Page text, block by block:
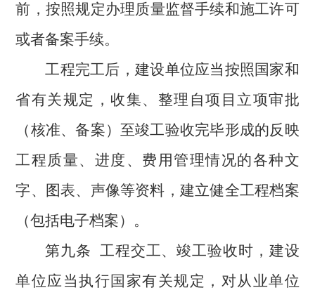
前， 按照规定办理质量监督手续和施工许可
或者备案手续。
工程完工后，建设单位应当按照国家和
省有关规定，收集、整理自项目立项审批
（核准、备案）至竣工验收完毕形成的反映
工程质量、进度、费用管理情况的各种文
字、图表、声像等资料，建立健全工程档案
（包括电子档案）。
第九条 工程交工、竣工验收时，建设
单位应当执行国家有关规定，对从业单位